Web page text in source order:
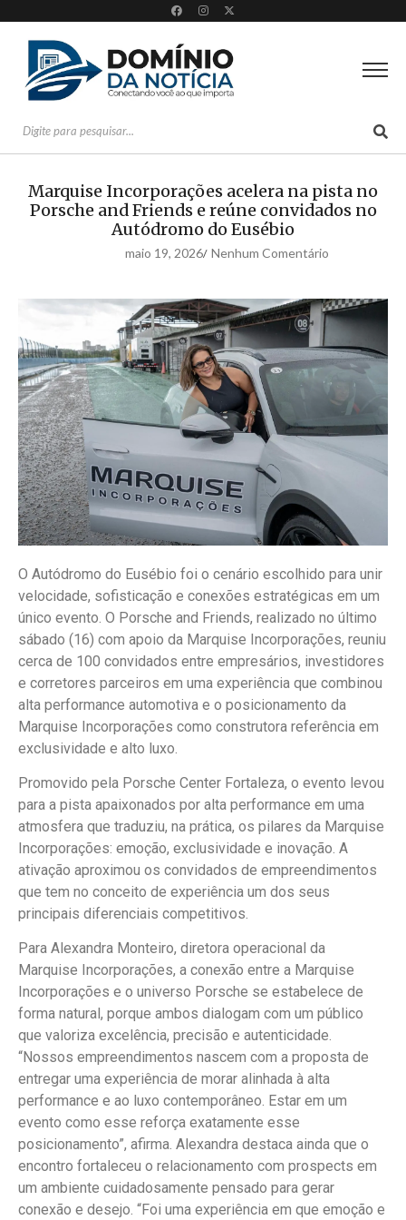
Marquise Incorporações acelera na pista no
Porsche and Friends e reúne convidados no
Autódromo do Eusébio
maio 19, 2026/ Nenhum Comentário
O Autódromo do Eusébio foi o cenário escolhido para unir
velocidade, sofisticação e conexões estratégicas em um
único evento. O Porsche and Friends, realizado no último
sábado (16) com apoio da Marquise Incorporações, reuniu
cerca de 100 convidados entre empresários, investidores
e corretores parceiros em uma experiência que combinou
alta performance automotiva e o posicionamento da
Marquise Incorporações como construtora referência em
exclusividade e alto luxo.
Promovido pela Porsche Center Fortaleza, o evento levou
para a pista apaixonados por alta performance em uma
atmosfera que traduziu, na prática, os pilares da Marquise
Incorporações: emoção, exclusividade e inovação. A
ativação aproximou os convidados de empreendimentos
que tem no conceito de experiência um dos seus
principais diferenciais competitivos.
Para Alexandra Monteiro, diretora operacional da
Marquise Incorporações, a conexão entre a Marquise
Incorporações e o universo Porsche se estabelece de
forma natural, porque ambos dialogam com um público
que valoriza excelência, precisão e autenticidade.
“Nossos empreendimentos nascem com a proposta de
entregar uma experiência de morar alinhada à alta
performance e ao luxo contemporâneo. Estar em um
evento como esse reforça exatamente esse
posicionamento”, afirma. Alexandra destaca ainda que o
encontro fortaleceu o relacionamento com prospects em
um ambiente cuidadosamente pensado para gerar
conexão e desejo. “Foi uma experiência em que emoção e